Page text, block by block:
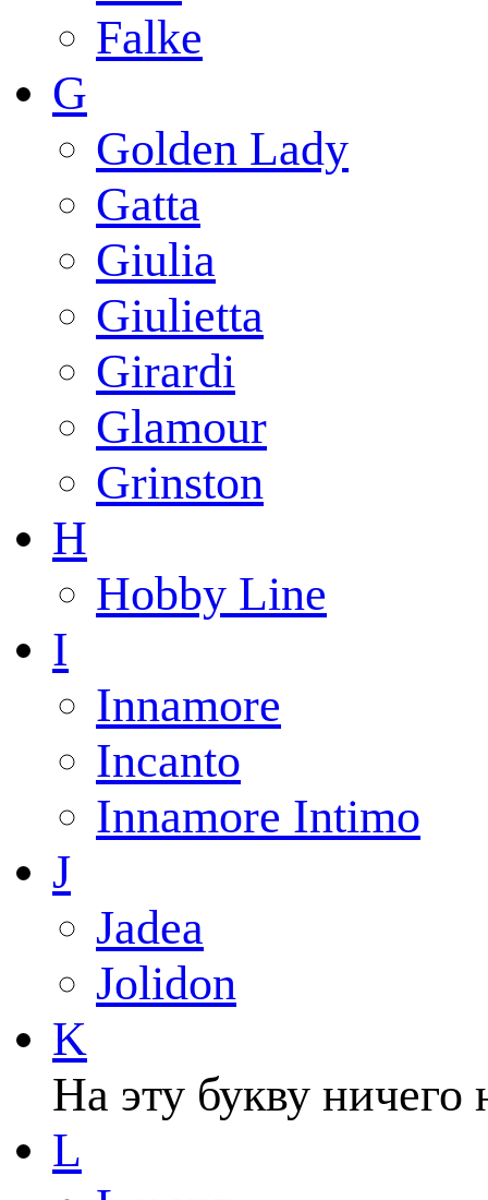
Falke
G
Golden Lady
Gatta
Giulia
Giulietta
Girardi
Glamour
Grinston
H
Hobby Line
I
Innamore
Incanto
Innamore Intimo
J
Jadea
Jolidon
K
На эту букву ничего
L